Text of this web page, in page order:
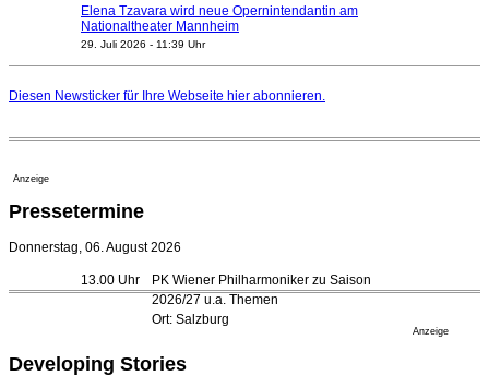
Elena Tzavara wird neue Opernintendantin am
Nationaltheater Mannheim
29. Juli 2026 - 11:39 Uhr
geht 2027
Kammerorchester Heilbronn: Chefdirigent Risto Joost
Opernhäuser gedenken vertriebener jüdischer
Ensemblemitglieder
Festspiele
17. Juli 2026 - 18:03 Uhr
16. Juli 2026 - 22:49 Uhr
Diesen Newsticker für Ihre Webseite hier abonnieren.
Anzeige
Pressetermine
Donnerstag, 06. August 2026
13.00 Uhr
PK Wiener Philharmoniker zu Saison
2026/27 u.a. Themen
Ort: Salzburg
Anzeige
Developing Stories